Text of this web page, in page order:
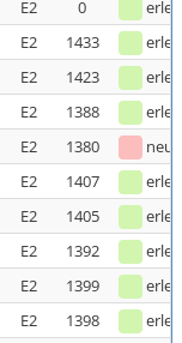
E2 0
E2 1433
E2 1423
E2 1388
E2 1380
neu
E2 1407
E2 1405
E2 1392
E2 1399
E2 1398